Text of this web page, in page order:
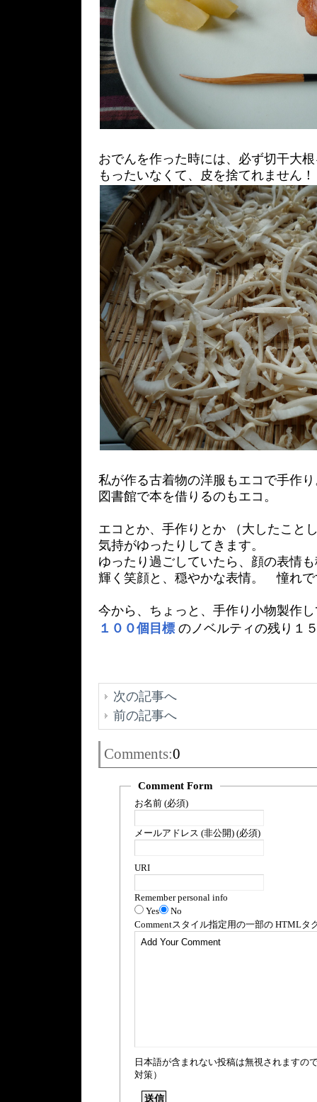
おでんを作った時には、必ず切干大
もったいなくて、皮を捨てれません！
私が作る古着物の洋服もエコで手作
図書館で本を借りるのもエコ。
エコとか、手作りとか （大したこと
気持がゆったりしてきます。
ゆったり過ごしていたら、顔の表情
輝く笑顔と、穏やかな表情。 憧れで
今から、ちょっと、手作り小物製作
１００個目標 のノベルティの残り１
次の記事へ
前の記事へ
Comments:0
Comment Form
お名前 (必須)
メールアドレス (非公開) (必須)
URI
Remember personal info
Yes
No
Commentスタイル指定用の一部の HTMLタ
日本語が含まれない投稿は無視されますの
対策）